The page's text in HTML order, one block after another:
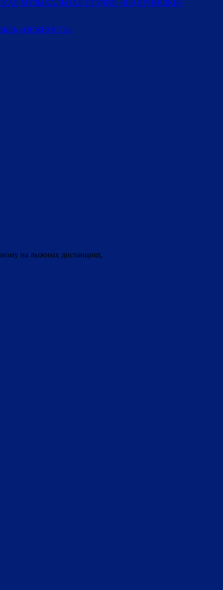
МУЗЫКАЛЬНАЯ СТУДИЯ «ШАЛУНИШКИ»
«НЕЖНОСТЬ»
на лыжных дистанциях,